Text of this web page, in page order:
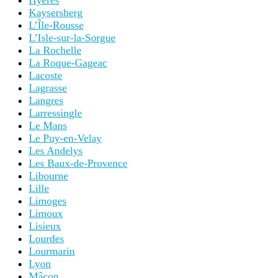
Kaysersberg
L’Île-Rousse
L’Isle-sur-la-Sorgue
La Rochelle
La Roque-Gageac
Lacoste
Lagrasse
Langres
Larressingle
Le Mans
Le Puy-en-Velay
Les Andelys
Les Baux-de-Provence
Libourne
Lille
Limoges
Limoux
Lisieux
Lourdes
Lourmarin
Lyon